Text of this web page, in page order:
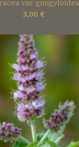
var. gongyloides
3,00 €